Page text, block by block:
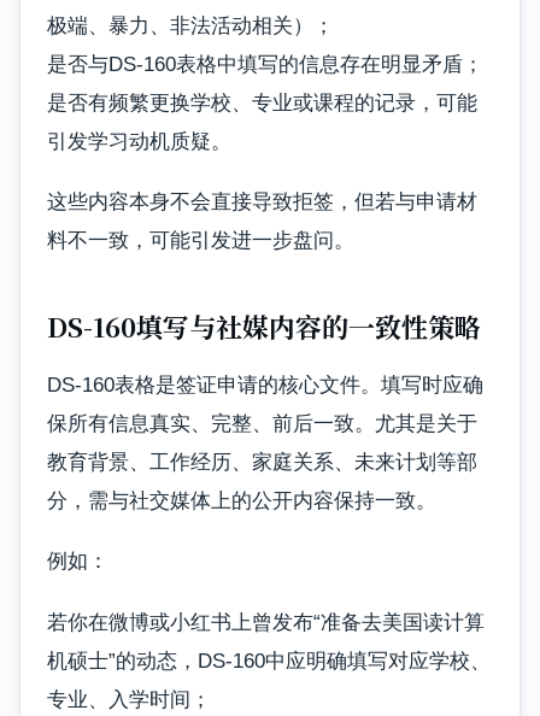
极端、暴力、非法活动相关）；
是否与DS-160表格中填写的信息存在明显矛盾；
是否有频繁更换学校、专业或课程的记录，可能
引发学习动机质疑。
这些内容本身不会直接导致拒签，但若与申请材
料不一致，可能引发进一步盘问。
DS-160填写与社媒内容的一致性策略
DS-160表格是签证申请的核心文件。填写时应确
保所有信息真实、完整、前后一致。尤其是关于
教育背景、工作经历、家庭关系、未来计划等部
分，需与社交媒体上的公开内容保持一致。
例如：
若你在微博或小红书上曾发布“准备去美国读计算
机硕士”的动态，DS-160中应明确填写对应学校、
专业、入学时间；